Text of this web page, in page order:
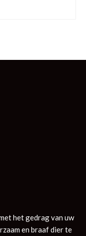
het gedrag van uw
en braaf dier te